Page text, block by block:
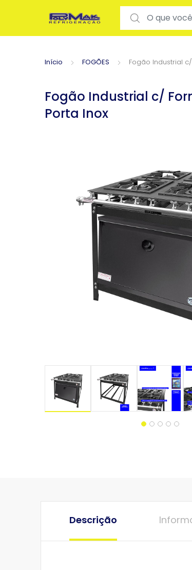
Search for:
Início FOGÕES Fogão Industrial
Fogão Industrial c/
Porta Inox
Descrição